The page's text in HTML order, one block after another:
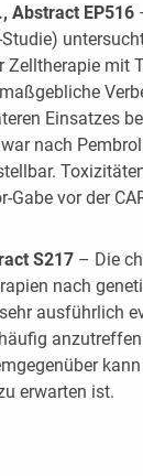
Abstract EP516
Studie)
Zelltherapie mit
Einsatzes
nach
Gabe vor der
S217 – Die
nach
ausführlich
erwarten ist.